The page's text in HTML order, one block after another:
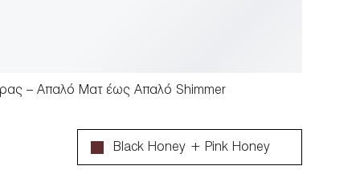
– Απαλό Ματ έως Απαλό Shimmer
Black Honey + Pink Honey